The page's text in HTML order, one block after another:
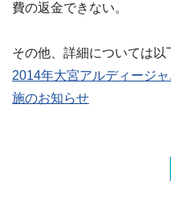
費の返金できない。
その他、詳細については以
2014年大宮アルディージ
施のお知らせ